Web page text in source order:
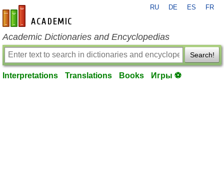
en-academic.com
RU DE ES FR
Academic Dictionaries and Encyclopedias
Search!
Interpretations Translations Books Игры ⚽